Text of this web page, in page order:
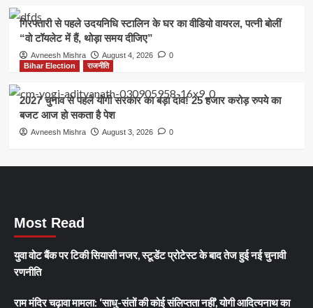
गिरफ्तारी से पहले उदयनिधि स्टालिन के घर का वीडियो वायरल, पत्नी बोलीं
“वो टॉयलेट में हैं, थोड़ा समय दीजिए”
Avneesh Mishra August 4, 2026
0
Bihar Election
राजनीति
2027 चुनाव से पहले योगी सरकार का बड़ा दांव! 25 हजार करोड़ रुपये का
बजट आज हो सकता है पेश
Avneesh Mishra August 3, 2026 0
Most Read
युवा वोट बैंक पर टिकी सियासी नजर, स्टूडेंट प्रोटेस्ट के बाद तेज हुई नई चुनावी
रणनीति
राम मंदिर चढ़ावा मामला: ‘साधु-संतों की कोई संलिप्तता नहीं’, योगी आदित्यनाथ का